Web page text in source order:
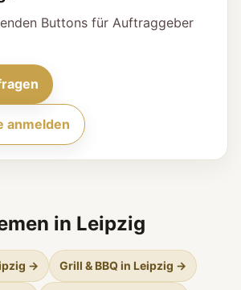
Buttons für Auftraggeber
anmelden
in Leipzig
→ Grill & BBQ in Leipzig →